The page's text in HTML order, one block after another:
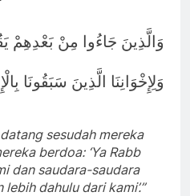
وَالَّذِينَ جَاءُوا مِنْ بَعْدِهِمْ
وَلِإِخْوَانِنَا الَّذِينَ سَبَقُونَا
sesudah mereka
berdoa: ‘Ya Rabb
dan saudara-saudara
dahulu dari kami’.”